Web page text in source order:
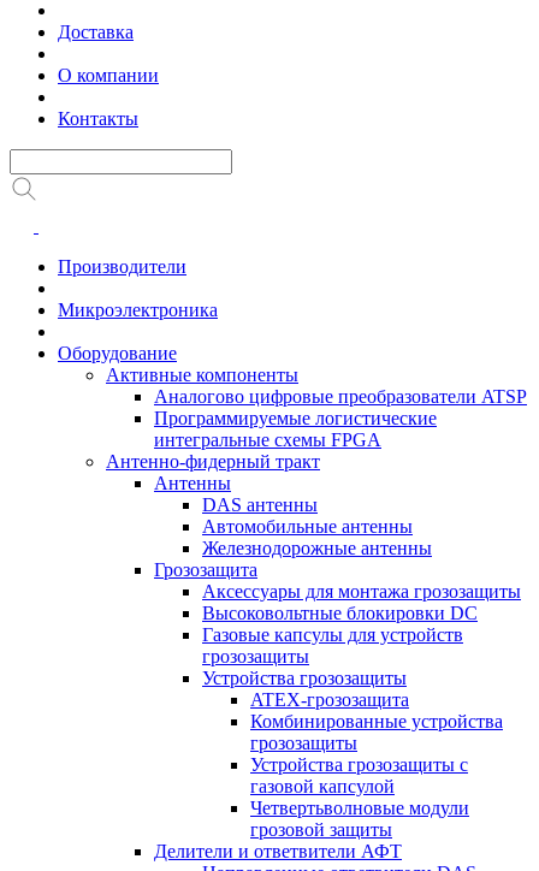
Доставка
О компании
Контакты
Производители
Микроэлектроника
Оборудование
Активные компоненты
Аналогово цифровые преобразователи ATSP
Программируемые логистические
интегральные схемы FPGA
Антенно-фидерный тракт
Антенны
DAS антенны
Автомобильные антенны
Железнодорожные антенны
Грозозащита
Аксессуары для монтажа грозозащиты
Высоковольтные блокировки DC
Газовые капсулы для устройств
грозозащиты
Устройства грозозащиты
ATEX-грозозащита
Комбинированные устройства
грозозащиты
Устройства грозозащиты с
газовой капсулой
Четвертьволновые модули
грозовой защиты
Делители и ответвители АФТ